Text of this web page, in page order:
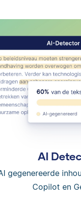
AI
gegenereerde
Copilot en